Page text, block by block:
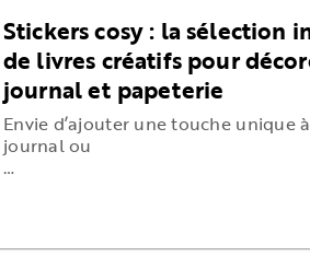
Stickers cosy : la sélection
de livres créatifs pour
journal et papeterie
Envie d’ajouter une touche unique
journal ou
…